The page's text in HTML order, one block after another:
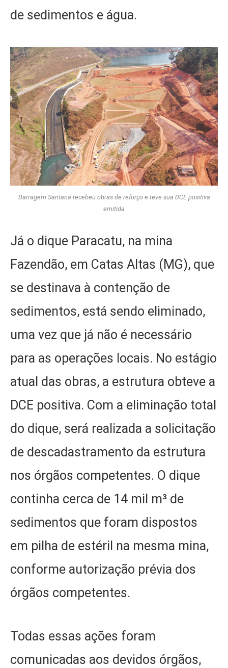
de sedimentos e água.
Barragem Santana recebeu obras de reforço e teve sua DCE positiva
emitida
Já o dique Paracatu, na mina
Fazendão, em Catas Altas (MG), que
se destinava à contenção de
sedimentos, está sendo eliminado,
uma vez que já não é necessário
para as operações locais. No estágio
atual das obras, a estrutura obteve a
DCE positiva. Com a eliminação total
do dique, será realizada a solicitação
de descadastramento da estrutura
nos órgãos competentes. O dique
continha cerca de 14 mil m³ de
sedimentos que foram dispostos
em pilha de estéril na mesma mina,
conforme autorização prévia dos
órgãos competentes.
Todas essas ações foram
comunicadas aos devidos órgãos,